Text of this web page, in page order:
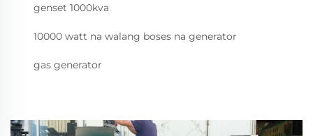
genset 1000kva
10000 watt na walang boses na generator
gas generator